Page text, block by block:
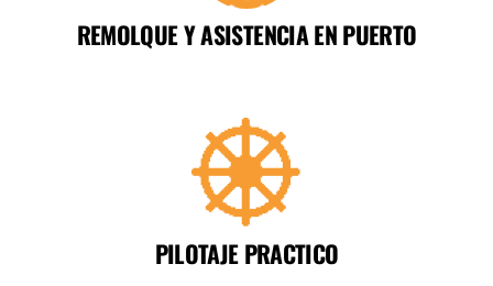
REMOLQUE Y ASISTENCIA EN PUERTO
PILOTAJE PRACTICO